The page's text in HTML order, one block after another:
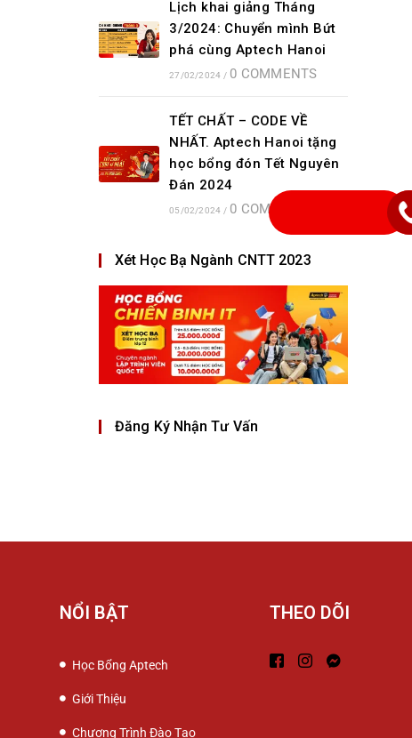
Lịch khai giảng Tháng
3/2024: Chuyển mình Bứt
phá cùng Aptech Hanoi
27/02/2024 / 0 COMMENTS
TẾT CHẤT – CODE VỀ
NHẤT. Aptech Hanoi tặng
học bổng đón Tết Nguyên
Đán 2024
05/02/2024 / 0 COMMENTS
Xét Học Bạ Ngành CNTT 2023
Đăng Ký Nhận Tư Vấn
NỔI BẬT
Học Bổng Aptech
Giới Thiệu
Chương Trình Đào Tạo
THEO DÕI